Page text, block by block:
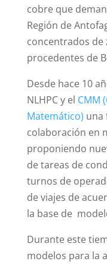
cobre que
Región de
concentrados de
procedentes de
Desde hace 10
NLHPC y el CMM
Matemático) una
colaboración en
proponiendo
de tareas de
turnos de
de viajes de
la base de
Durante este
modelos para la